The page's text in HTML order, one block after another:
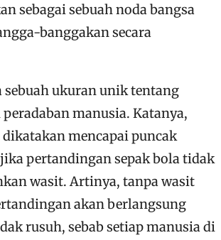
sebagai sebuah noda bangsa
banggakan secara
sebuah ukuran unik tentang
manusia. Katanya,
mencapai puncak
pertandingan sepak bola tidak
wasit. Artinya, tanpa wasit
akan berlangsung
rusuh, sebab setiap manusia di